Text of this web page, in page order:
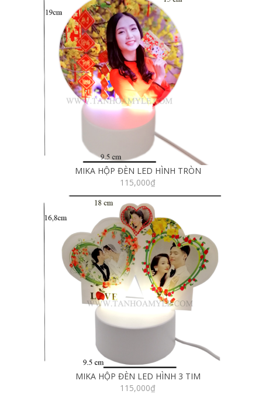
MIKA HỘP ĐÈN LED HÌNH TRÒN
115,000₫
MIKA HỘP ĐÈN LED HÌNH 3 TIM
115,000₫